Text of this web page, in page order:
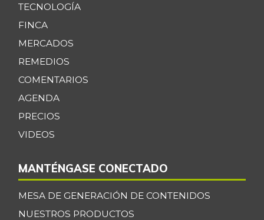
TECNOLOGÍA
FINCA
MERCADOS
REMEDIOS
COMENTARIOS
AGENDA
PRECIOS
VIDEOS
MANTÉNGASE CONECTADO
MESA DE GENERACIÓN DE CONTENIDOS
NUESTROS PRODUCTOS